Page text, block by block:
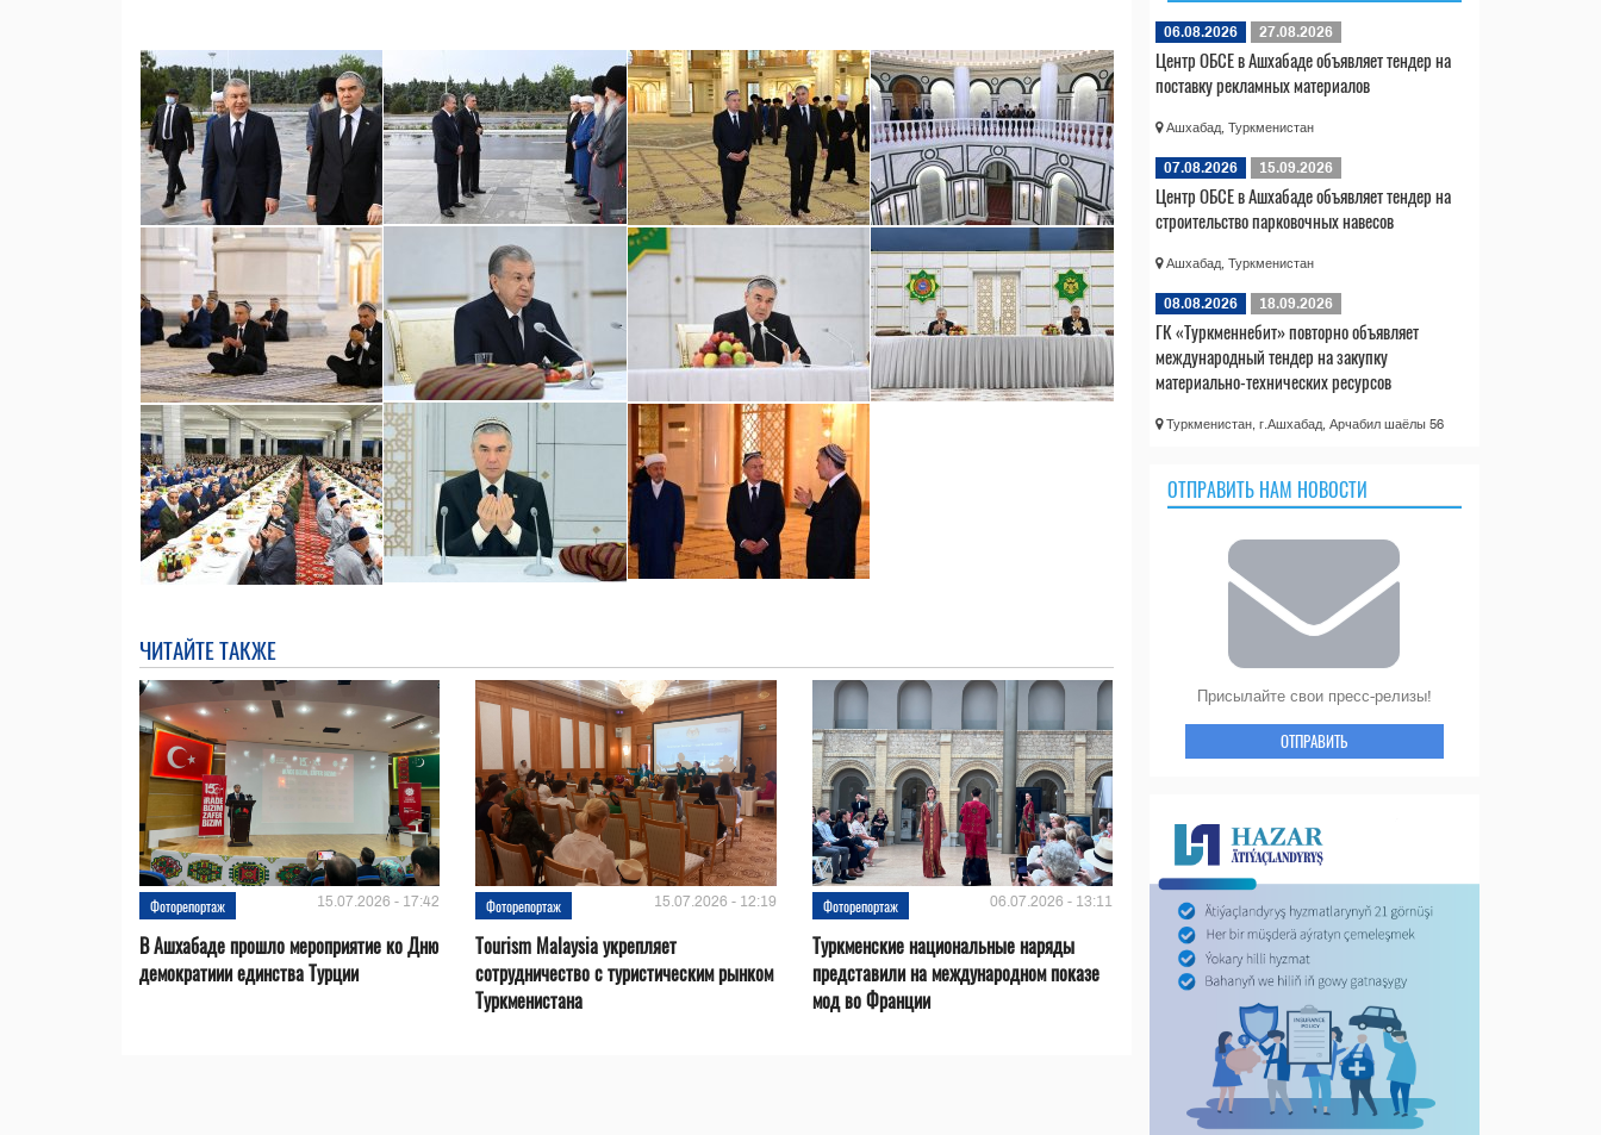
ЧИТАЙТЕ ТАКЖЕ
Фоторепортаж 15.07.2026 - 17:42
В Ашхабаде прошло мероприятие ко Дню
демократиии единства Турции
Фоторепортаж 15.07.2026 - 12:19
Tourism Malaysia укрепляет
сотрудничество с туристическим рынком
Туркменистана
Фоторепортаж 06.07.2026 - 13:11
Туркменские национальные наряды
представили на международном показе
мод во Франции
06.08.2026 27.08.2026
Центр ОБСЕ в Ашхабаде объявляет тендер на
поставку рекламных материалов
Ашхабад, Туркменистан
07.08.2026 15.09.2026
Центр ОБСЕ в Ашхабаде объявляет тендер на
строительство парковочных навесов
Ашхабад, Туркменистан
08.08.2026 18.09.2026
ГК «Туркменнебит» повторно объявляет
международный тендер на закупку
материально-технических ресурсов
Туркменистан, г.Ашхабад, Арчабил шаёлы 56
ОТПРАВИТЬ НАМ НОВОСТИ
Присылайте свои пресс-релизы!
ОТПРАВИТЬ